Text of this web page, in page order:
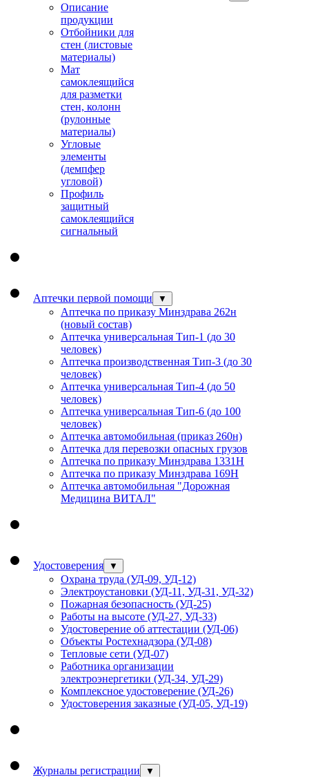
Описание
продукции
Отбойники для
стен (листовые
материалы)
Мат
самоклеящийся
для разметки
стен, колонн
(рулонные
материалы)
Угловые
элементы
(демпфер
угловой)
Профиль
защитный
cамоклеящийся
сигнальный
Аптечки первой помощи ▼
Аптечка по приказу Минздрава 262н
(новый состав)
Аптечка универсальная Тип-1 (до 30
человек)
Аптечка производственная Тип-3 (до 30
человек)
Аптечка универсальная Тип-4 (до 50
человек)
Аптечка универсальная Тип-6 (до 100
человек)
Аптечка автомобильная (приказ 260н)
Аптечка для перевозки опасных грузов
Аптечка по приказу Минздрава 1331Н
Аптечка по приказу Минздрава 169Н
Аптечка автомобильная "Дорожная
Медицина ВИТАЛ"
Удостоверения ▼
Охрана труда (УД-09, УД-12)
Электроустановки (УД-11, УД-31, УД-32)
Пожарная безопасность (УД-25)
Работы на высоте (УД-27, УД-33)
Удостоверение об аттестации (УД-06)
Объекты Ростехнадзора (УД-08)
Тепловые сети (УД-07)
Работника организации
электроэнергетики (УД-34, УД-29)
Комплексное удостоверение (УД-26)
Удостоверения заказные (УД-05, УД-19)
Журналы регистрации ▼